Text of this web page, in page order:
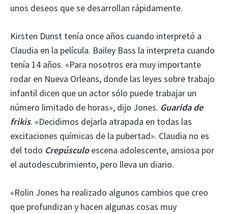
unos deseos que se desarrollan rápidamente.
Kirsten Dunst tenía once años cuando interpretó a
Claudia en la película. Bailey Bass la interpreta cuando
tenía 14 años. «Para nosotros era muy importante
rodar en Nueva Orleans, donde las leyes sobre trabajo
infantil dicen que un actor sólo puede trabajar un
número limitado de horas», dijo Jones. Guarida de
frikis. «Decidimos dejarla atrapada en todas las
excitaciones químicas de la pubertad». Claudia no es
del todo Crepúsculoescena adolescente, ansiosa por
el autodescubrimiento, pero lleva un diario.
«Rolin Jones ha realizado algunos cambios que creo
que profundizan y hacen algunas cosas muy